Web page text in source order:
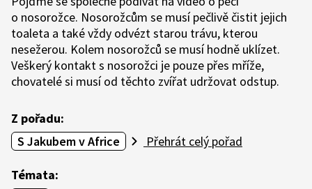
o nosorožce. Nosorožcům se musí pečlivě čistit jejich
toaleta a také vždy odvézt starou trávu, kterou
nesežerou. Kolem nosorožců se musí hodně uklízet.
Veškerý kontakt s nosorožci je pouze přes mříže,
chovatelé si musí od těchto zvířat udržovat odstup.
Z pořadu:
S Jakubem v Africe
Přehrát celý pořad
Témata: